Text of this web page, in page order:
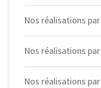
Nos réalisations
Nos réalisations
Nos réalisations